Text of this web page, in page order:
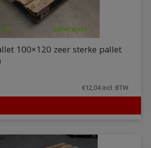
DETAILS
100×120 zeer sterke pallet
€12,04 incl. BTW